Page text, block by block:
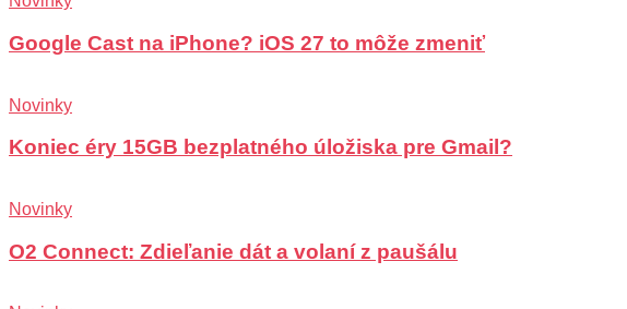
Google Cast na iPhone? iOS 27 to môže zmeniť
Novinky
Koniec éry 15GB bezplatného úložiska pre Gmail?
Novinky
O2 Connect: Zdieľanie dát a volaní z paušálu